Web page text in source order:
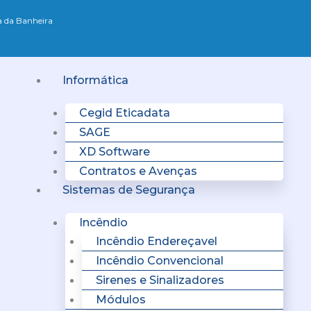
da Banheira
Informática
Cegid Eticadata
SAGE
XD Software
Contratos e Avenças
Sistemas de Segurança
Incêndio
Incêndio Endereçavel
Incêndio Convencional
Sirenes e Sinalizadores
Módulos
Menu